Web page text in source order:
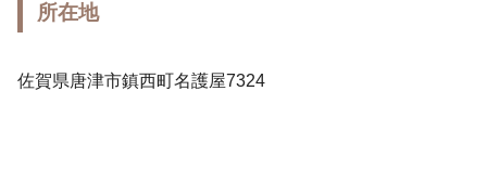
所在地
佐賀県唐津市鎮西町名護屋7324